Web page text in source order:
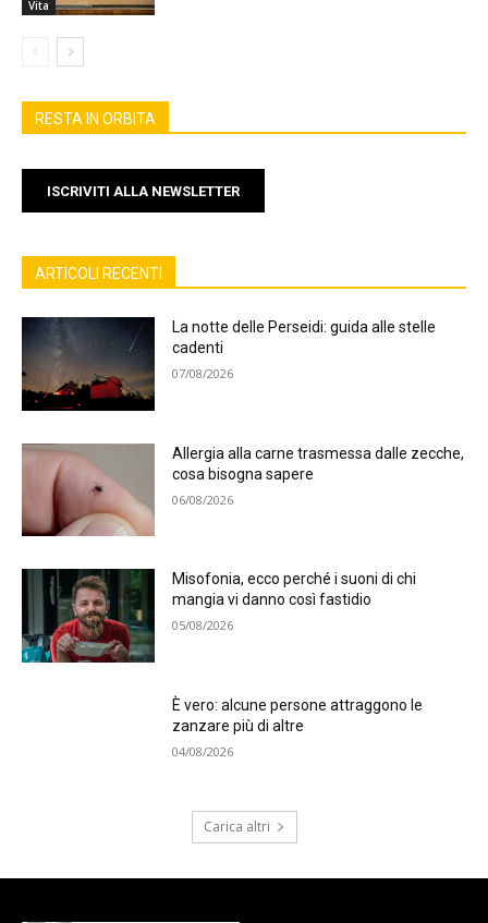
Vita
RESTA IN ORBITA
ISCRIVITI ALLA NEWSLETTER
ARTICOLI RECENTI
La notte delle Perseidi: guida alle stelle
cadenti
07/08/2026
Allergia alla carne trasmessa dalle zecche,
cosa bisogna sapere
06/08/2026
Misofonia, ecco perché i suoni di chi
mangia vi danno così fastidio
05/08/2026
È vero: alcune persone attraggono le
zanzare più di altre
04/08/2026
Carica altri